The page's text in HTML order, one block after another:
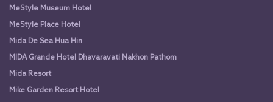
MeStyle Museum Hotel
MeStyle Place Hotel
Mida De Sea Hua Hin
MIDA Grande Hotel Dhavaravati Nakhon Pathom
Mida Resort
Mike Garden Resort Hotel